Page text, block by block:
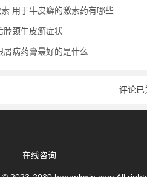
用于牛皮癣的激素药有哪些
脖颈牛皮癣症状
屑病药膏最好的是什么
评论已
在线咨询